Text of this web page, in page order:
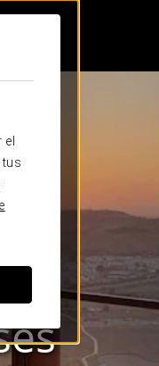
tus